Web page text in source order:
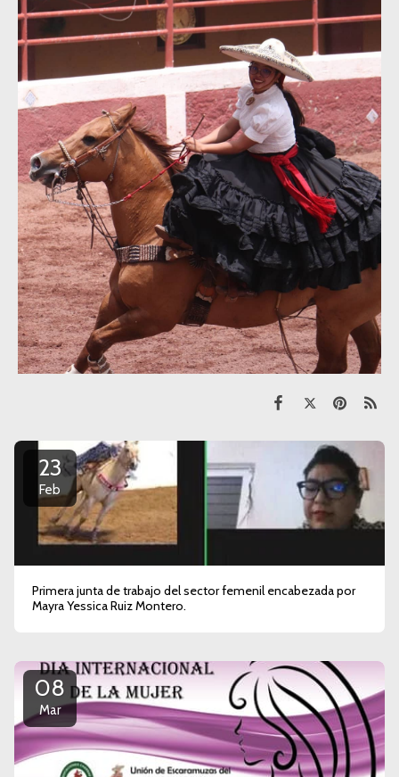
23
Feb
Primera junta de trabajo del sector femenil encabezada por
Mayra Yessica Ruiz Montero.
08
Mar